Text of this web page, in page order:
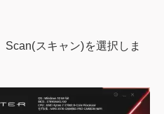
スキャン)を選択しま